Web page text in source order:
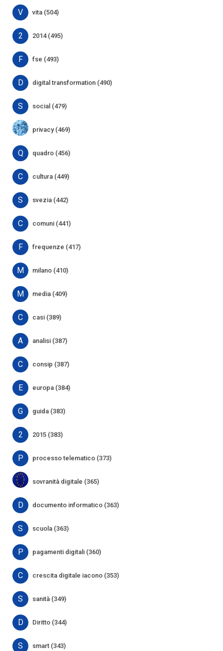
V vita (504)
2 2014 (495)
F fse (493)
D digital transformation (490)
S social (479)
privacy (469)
Q quadro (456)
C cultura (449)
S svezia (442)
C comuni (441)
F frequenze (417)
M milano (410)
M media (409)
C casi (389)
A analisi (387)
C consip (387)
E europa (384)
G guida (383)
2 2015 (383)
P processo telematico (373)
sovranità digitale (365)
D documento informatico (363)
S scuola (363)
P pagamenti digitali (360)
C crescita digitale iacono (353)
S sanità (349)
D Diritto (344)
S smart (343)